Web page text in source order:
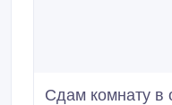
Сдам комнату в